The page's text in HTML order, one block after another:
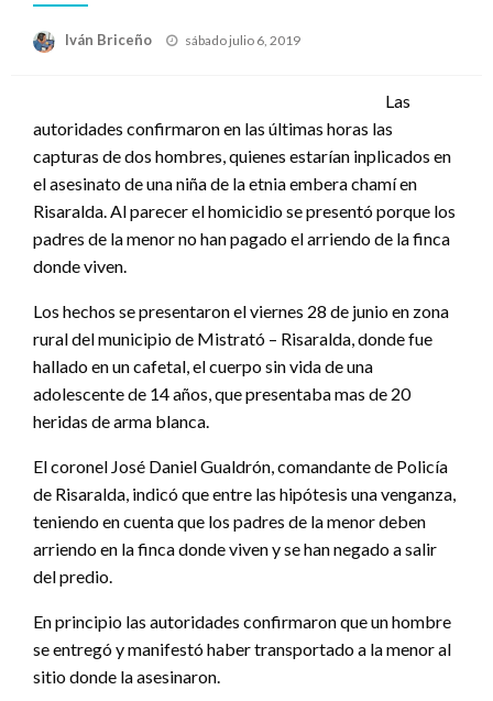
Iván Briceño
Publicado
sábado julio 6, 2019
Las
autoridades confirmaron en las últimas horas las
capturas de dos hombres, quienes estarían inplicados en
el asesinato de una niña de la etnia embera chamí en
Risaralda. Al parecer el homicidio se presentó porque los
padres de la menor no han pagado el arriendo de la finca
donde viven.
Los hechos se presentaron el viernes 28 de junio en zona
rural del municipio de Mistrató – Risaralda, donde fue
hallado en un cafetal, el cuerpo sin vida de una
adolescente de 14 años, que presentaba mas de 20
heridas de arma blanca.
El coronel José Daniel Gualdrón, comandante de Policía
de Risaralda, indicó que entre las hipótesis una venganza,
teniendo en cuenta que los padres de la menor deben
arriendo en la finca donde viven y se han negado a salir
del predio.
En principio las autoridades confirmaron que un hombre
se entregó y manifestó haber transportado a la menor al
sitio donde la asesinaron.